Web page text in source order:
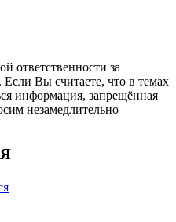
ответственности за
Вы считаете, что в темах
информация, запрещённая
незамедлительно